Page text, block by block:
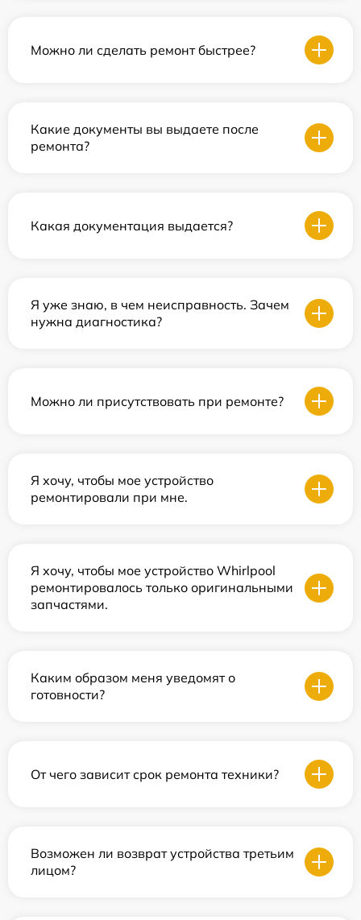
Можно ли сделать ремонт быстрее?
Какие документы вы выдаете после
ремонта?
Какая документация выдается?
Я уже знаю, в чем неисправность. Зачем
нужна диагностика?
Можно ли присутствовать при ремонте?
Я хочу, чтобы мое устройство
ремонтировали при мне.
Я хочу, чтобы мое устройство Whirlpool
ремонтировалось только оригинальными
запчастями.
Каким образом меня уведомят о
готовности?
От чего зависит срок ремонта техники?
Возможен ли возврат устройства третьим
лицом?